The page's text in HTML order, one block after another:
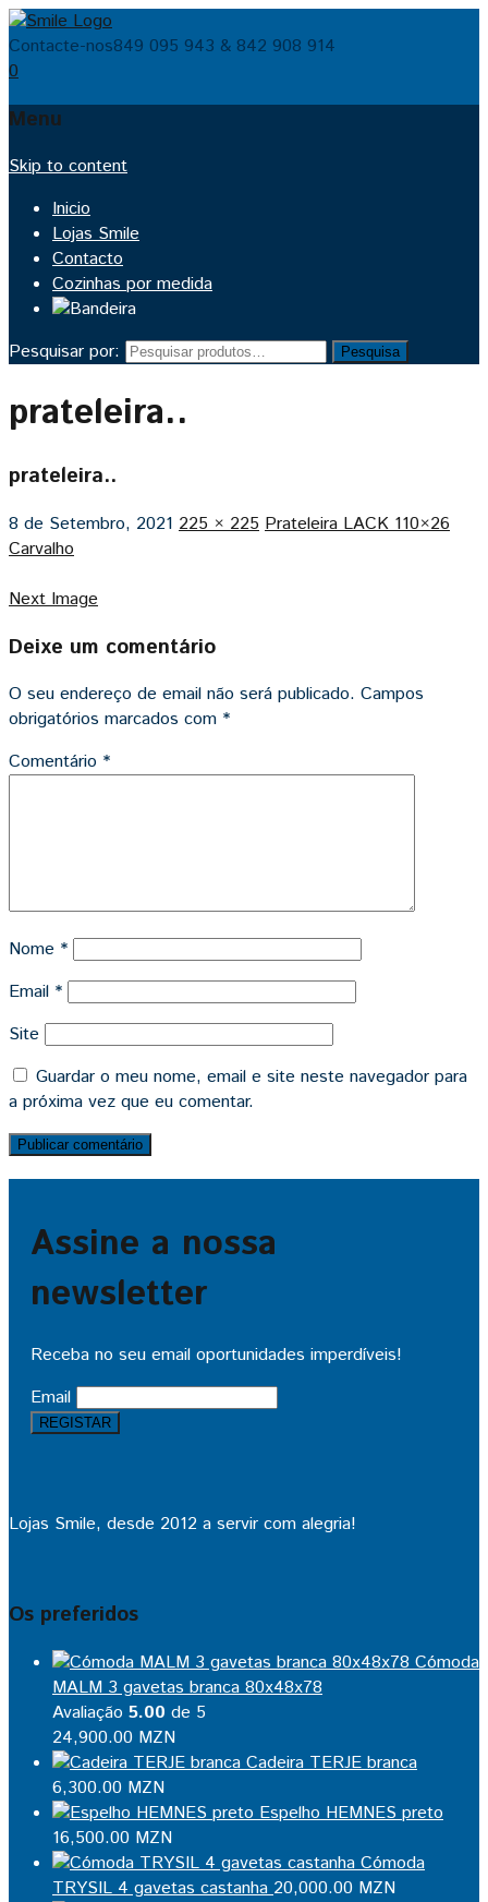
Contacte-nos849 095 943 & 842 908 914
0
Menu
Skip to content
Inicio
Lojas Smile
Contacto
Cozinhas por medida
Pesquisar por: Pesquisa
prateleira..
prateleira..
8 de Setembro, 2021 225 × 225 Prateleira LACK 110×26
Carvalho
Next Image
Deixe um comentário
O seu endereço de email não será publicado. Campos
obrigatórios marcados com *
Comentário *
Nome *
Email *
Site
Guardar o meu nome, email e site neste navegador para
a próxima vez que eu comentar.
Assine a nossa
newsletter
Receba no seu email oportunidades imperdíveis!
Email
Lojas Smile, desde 2012 a servir com alegria!
Os preferidos
Cómoda
MALM 3 gavetas branca 80x48x78
Avaliação 5.00 de 5
24,900.00 MZN
Cadeira TERJE branca
6,300.00 MZN
Espelho HEMNES preto
16,500.00 MZN
Cómoda
TRYSIL 4 gavetas castanha 20,000.00 MZN